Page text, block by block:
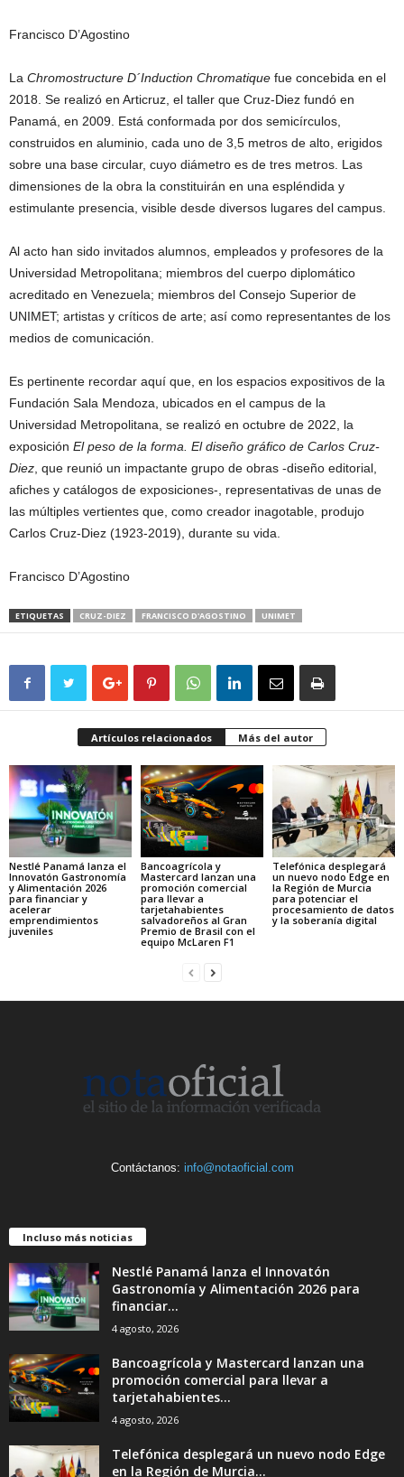
Francisco D’Agostino
La Chromostructure D´Induction Chromatique fue concebida en el
2018. Se realizó en Articruz, el taller que Cruz-Diez fundó en
Panamá, en 2009. Está conformada por dos semicírculos,
construidos en aluminio, cada uno de 3,5 metros de alto, erigidos
sobre una base circular, cuyo diámetro es de tres metros. Las
dimensiones de la obra la constituirán en una espléndida y
estimulante presencia, visible desde diversos lugares del campus.
Al acto han sido invitados alumnos, empleados y profesores de la
Universidad Metropolitana; miembros del cuerpo diplomático
acreditado en Venezuela; miembros del Consejo Superior de
UNIMET; artistas y críticos de arte; así como representantes de los
medios de comunicación.
Es pertinente recordar aquí que, en los espacios expositivos de la
Fundación Sala Mendoza, ubicados en el campus de la
Universidad Metropolitana, se realizó en octubre de 2022, la
exposición El peso de la forma. El diseño gráfico de Carlos Cruz-
Diez, que reunió un impactante grupo de obras -diseño editorial,
afiches y catálogos de exposiciones-, representativas de unas de
las múltiples vertientes que, como creador inagotable, produjo
Carlos Cruz-Diez (1923-2019), durante su vida.
Francisco D’Agostino
ETIQUETAS CRUZ-DIEZ FRANCISCO D'AGOSTINO UNIMET
Artículos relacionados Más del autor
Nestlé Panamá lanza el
Innovatón Gastronomía
y Alimentación 2026
para financiar y
acelerar
emprendimientos
juveniles
Bancoagrícola y
Mastercard lanzan una
promoción comercial
para llevar a
tarjetahabientes
salvadoreños al Gran
Premio de Brasil con el
equipo McLaren F1
Telefónica desplegará
un nuevo nodo Edge en
la Región de Murcia
para potenciar el
procesamiento de datos
y la soberanía digital
Contáctanos: info@notaoficial.com
Incluso más noticias
Nestlé Panamá lanza el Innovatón
Gastronomía y Alimentación 2026 para
financiar...
4 agosto, 2026
Bancoagrícola y Mastercard lanzan una
promoción comercial para llevar a
tarjetahabientes...
4 agosto, 2026
Telefónica desplegará un nuevo nodo Edge
en la Región de Murcia...